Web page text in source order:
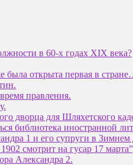
в 60-х годах XIX века?
была открыта первая в
правления.
дворца для Шляхетского
библиотека иностранной
1 и его супруги в Зимнем
смотрит на гусар 17
Александра 2.